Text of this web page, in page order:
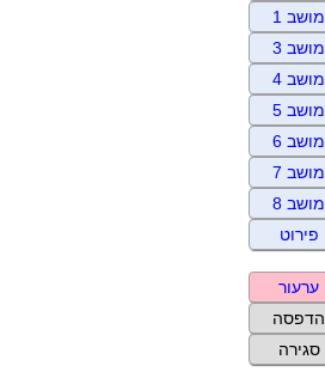
מושב 1
מושב 3
מושב 4
מושב 5
מושב 6
מושב 7
מושב 8
פירוט
ערעור
הדפסה
סגירה